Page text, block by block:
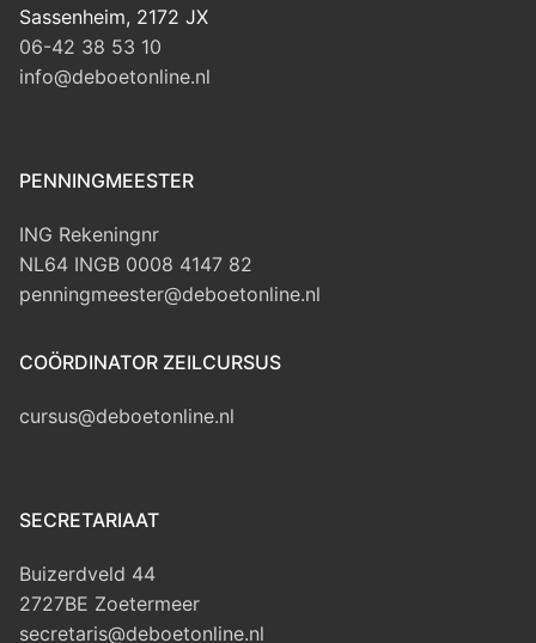
Sassenheim, 2172 JX
06-42 38 53 10
info@deboetonline.nl
PENNINGMEESTER
ING Rekeningnr
NL64 INGB 0008 4147 82
penningmeester@deboetonline.nl
COÖRDINATOR ZEILCURSUS
cursus@deboetonline.nl
SECRETARIAAT
Buizerdveld 44
2727BE Zoetermeer
secretaris@deboetonline.nl